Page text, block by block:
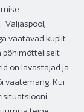
Väljaspool,
vaatavad kuplit
põhimõtteliselt
on lavastajad ja
vaatemäng. Kui